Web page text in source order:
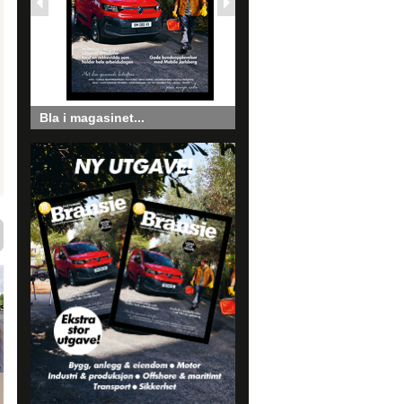
Bla i magasinet...